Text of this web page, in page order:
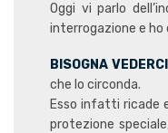
Oggi vi parlo
interrogazione e
BISOGNA
che lo circonda.
Esso infatti ricade
protezione